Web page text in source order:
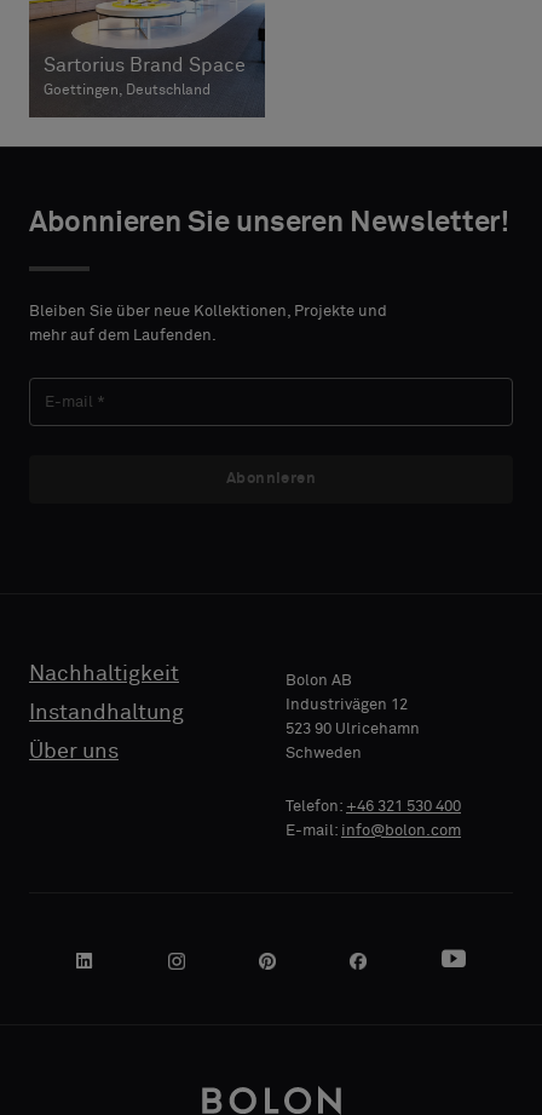
Sartorius Brand Space
Goettingen, Deutschland
Abonnieren Sie unseren Newsletter!
Bleiben Sie über neue Kollektionen, Projekte und
mehr auf dem Laufenden.
Abonnieren
Nachhaltigkeit
Instandhaltung
Über uns
Bolon AB
Industrivägen 12
523 90 Ulricehamn
Schweden
Telefon: +46 321 530 400
E-mail: info@bolon.com